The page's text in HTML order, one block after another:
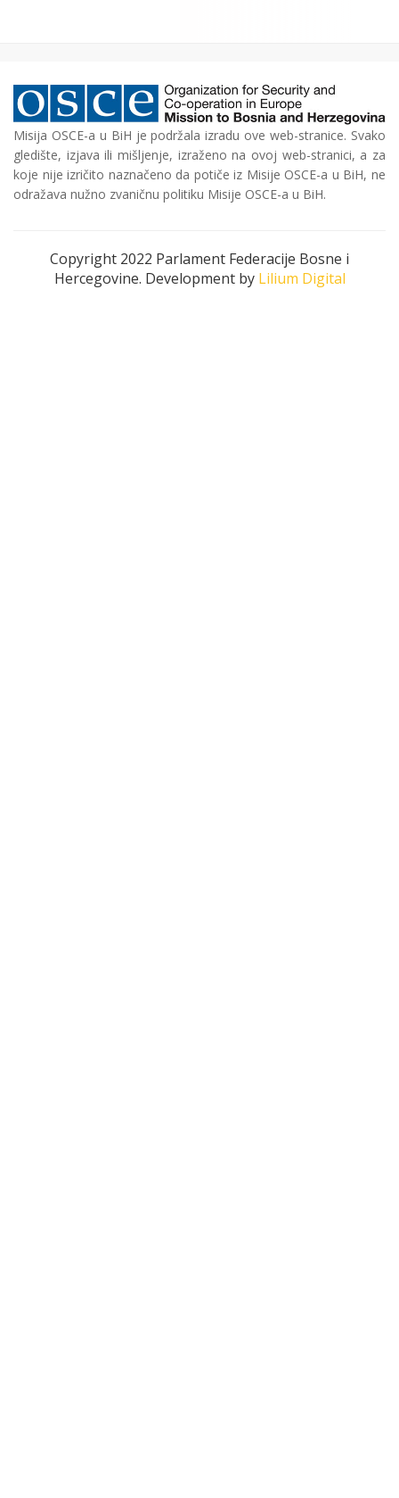
Misija OSCE-a u BiH je podržala izradu ove web-stranice. Svako
gledište, izjava ili mišljenje, izraženo na ovoj web-stranici, a za
koje nije izričito naznačeno da potiče iz Misije OSCE-a u BiH, ne
odražava nužno zvaničnu politiku Misije OSCE-a u BiH.
Copyright 2022 Parlament Federacije Bosne i
Hercegovine. Development by Lilium Digital